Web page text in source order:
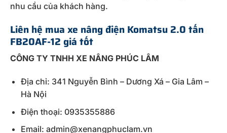
nhu cầu của khách hàng.
Liên hệ mua xe nâng điện Komatsu 2.0 tấn
FB20AF-12 giá tốt
CÔNG TY TNHH XE NÂNG PHÚC LÂM
Địa chỉ: 341 Nguyễn Bình – Dương Xá – Gia Lâm –
Hà Nội
Điện thoại: 0935355886
Email: admin@xenangphuclam.vn